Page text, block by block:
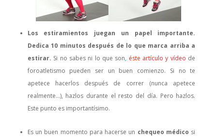
Los estiramientos juegan un papel importante.
Dedica 10 minutos después de lo que marca arriba a
estirar. Si no sabes ni lo que son, éste artículo y vídeo de
foroatletismo pueden ser un buen comienzo. Si no te
apetece hacerlos después de correr (nunca apetece
realmente…), hazlos durante el resto del día. Pero hazlos.
Este punto es importantísimo.
Es un buen momento para hacerse un chequeo médico si